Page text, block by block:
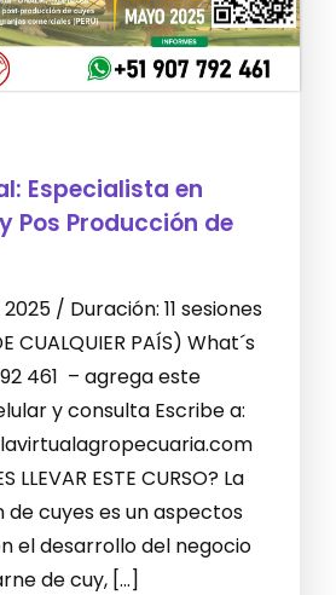
Especialista en
Pos Producción de
/ Duración: 11 sesiones
CUALQUIER PAÍS) What´s
461 – agrega este
y consulta Escribe a:
LLEVAR ESTE CURSO? La
cuyes es un aspectos
el desarrollo del negocio
de cuy, […]